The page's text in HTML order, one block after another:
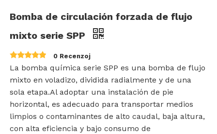
Bomba de circulación forzada de flujo
mixto serie SPP
0 Recenzoj
La bomba química serie SPP es una bomba de flujo
mixto en voladizo, dividida radialmente y de una
sola etapa.Al adoptar una instalación de pie
horizontal, es adecuado para transportar medios
limpios o contaminantes de alto caudal, baja altura,
con alta eficiencia y bajo consumo de